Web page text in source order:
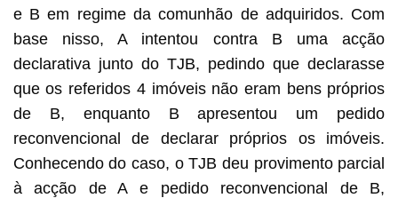
e B em regime da comunhão de adquiridos. Com
base nisso, A intentou contra B uma acção
declarativa junto do TJB, pedindo que declarasse
que os referidos 4 imóveis não eram bens próprios
de B, enquanto B apresentou um pedido
reconvencional de declarar próprios os imóveis.
Conhecendo do caso, o TJB deu provimento parcial
à acção de A e pedido reconvencional de B,